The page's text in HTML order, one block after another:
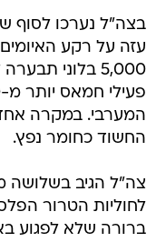
בצה"ל נערכו לסוף
עזה על רקע
5,000 בלוני
המערבי. במקרה
החשוד כחומר נפץ.
צה"ל הגיב בשלושה
לחוליות הטרור
ברורה שלא לפגוע